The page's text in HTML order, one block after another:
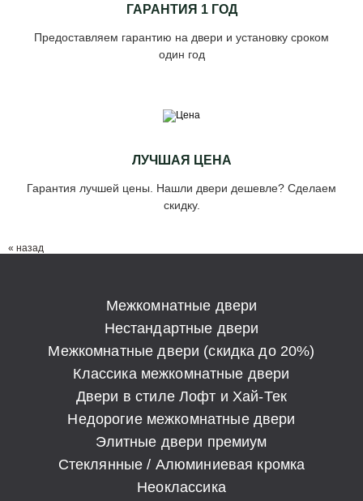
ГАРАНТИЯ 1 ГОД
Предоставляем гарантию на двери и установку сроком
один год
ЛУЧШАЯ ЦЕНА
Гарантия лучшей цены. Нашли двери дешевле? Сделаем
скидку.
« назад
Межкомнатные двери
Нестандартные двери
Межкомнатные двери (скидка до 20%)
Классика межкомнатные двери
Двери в стиле Лофт и Хай-Тек
Недорогие межкомнатные двери
Элитные двери премиум
Стеклянные / Алюминиевая кромка
Неоклассика